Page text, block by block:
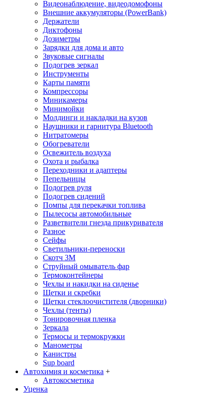
Видеонаблюдение, видеодомофоны
Внешние аккумуляторы (PowerBank)
Держатели
Диктофоны
Дозиметры
Зарядки для дома и авто
Звуковые сигналы
Подогрев зеркал
Инструменты
Карты памяти
Компрессоры
Миникамеры
Минимойки
Молдинги и накладки на кузов
Наушники и гарнитура Bluetooth
Нитратомеры
Обогреватели
Освежитель воздуха
Охота и рыбалка
Переходники и адаптеры
Пепельницы
Подогрев руля
Подогрев сидений
Помпы для перекачки топлива
Пылесосы автомобильные
Разветвители гнезда прикуривателя
Разное
Сейфы
Светильники-переноски
Скотч 3М
Струйный омыватель фар
Термоконтейнеры
Чехлы и накидки на сиденье
Щетки и скребки
Щетки стеклоочистителя (дворники)
Чехлы (тенты)
Тонировочная пленка
Зеркалa
Термосы и термокружки
Манометры
Канистры
Sup board
Автохимия и косметика +
Автокосметика
Уценка